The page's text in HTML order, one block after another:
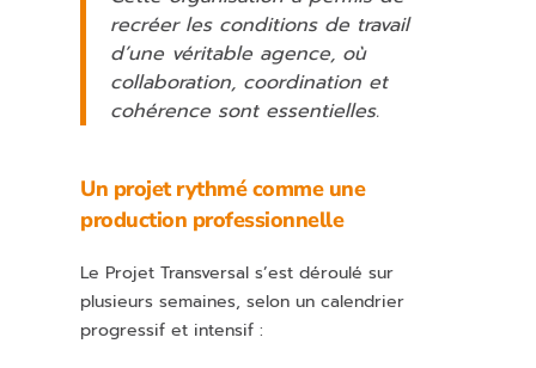
recréer les conditions de travail
d’une véritable agence, où
collaboration, coordination et
cohérence sont essentielles.
Un projet rythmé comme une
production professionnelle
Le Projet Transversal s’est déroulé sur
plusieurs semaines, selon un calendrier
progressif et intensif :